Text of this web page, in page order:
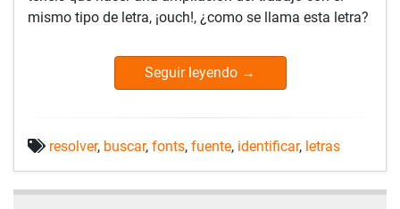
mismo tipo de letra, ¡ouch!, ¿como se llama esta letra?
Seguir leyendo →
resolver, buscar, fonts, fuente, identificar, letras